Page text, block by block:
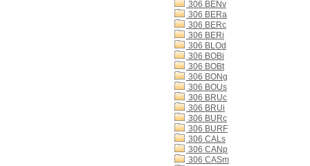
306 BENv
306 BERa
306 BERc
306 BERi
306 BLOd
306 BOBi
306 BOBt
306 BONg
306 BOUs
306 BRUc
306 BRUi
306 BURc
306 BURF
306 CALs
306 CANp
306 CASm